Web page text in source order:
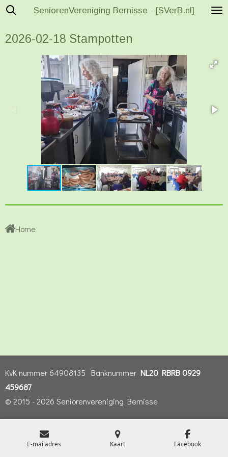
Ga
naar
hoofdinhoud
SeniorenVereniging Bernisse - [SVerB.nl]
2026-02-18 Stampotten
Home
KvK nummer 64908135 Banknummer NL20 RBRB 0929
459687
© 2015 - 2026 Seniorenvereniging Bernisse
E-mailadres Kaart Facebook